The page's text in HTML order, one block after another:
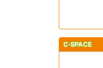
C·SPACE